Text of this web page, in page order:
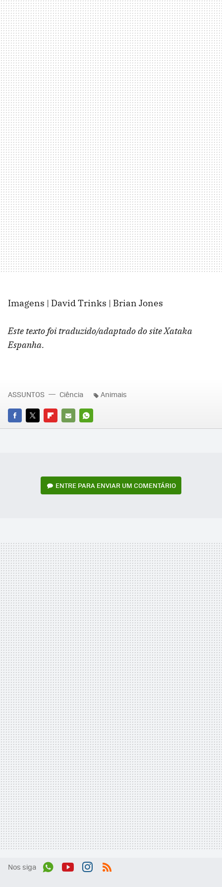
Imagens | David Trinks | Brian Jones
Este texto foi traduzido/adaptado do site Xataka
Espanha.
FACEBOOK
TWITTERFLIPBOARD
E-
WHATSAPP
ASSUNTOS Ciência Animais
ENTRE PARA ENVIAR UM COMENTÁRIO
Nos siga